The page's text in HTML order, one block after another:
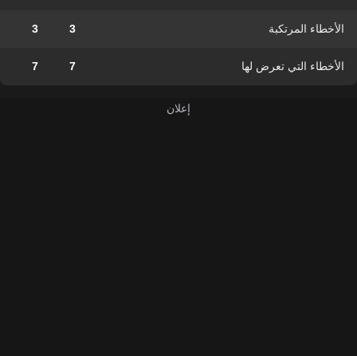
الأخطاء المرتكبة 3
3
الأخطاء التي تعرض لها 7
7